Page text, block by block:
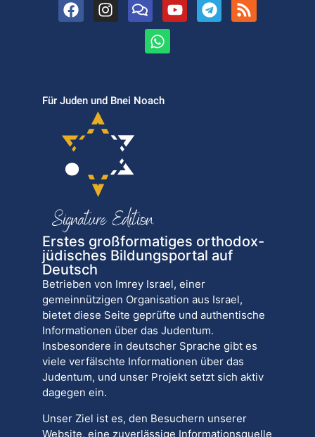
Für Juden und Bnei Noach
Erstes großformatiges orthodox-
jüdisches Bildungsportal auf
Deutsch
Betrieben von Imrey Israel, einer
gemeinnützigen Organisation aus Israel,
bietet diese Seite geprüfte und authentische
Informationen über das Judentum.
Insbesondere in deutscher Sprache gibt es
viele verfälschte Informationen über das
Judentum, und unser Projekt setzt sich aktiv
dagegen ein.
Unser Ziel ist es, den Besuchern unserer
Website, eine zuverlässige Informationsquelle